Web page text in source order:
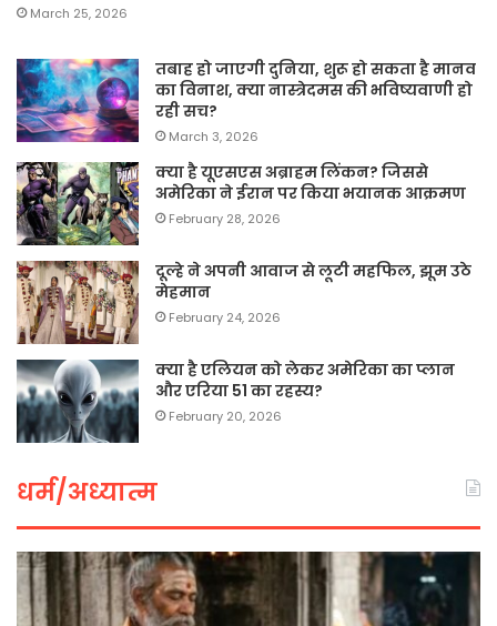
March 25, 2026
तबाह हो जाएगी दुनिया, शुरू हो सकता है मानव
का विनाश, क्या नास्त्रेदमस की भविष्यवाणी हो
रही सच?
March 3, 2026
क्या है यूएसएस अब्राहम लिंकन? जिससे
अमेरिका ने ईरान पर किया भयानक आक्रमण
February 28, 2026
दूल्हे ने अपनी आवाज से लूटी महफिल, झूम उठे
मेहमान
February 24, 2026
क्या है एलियन को लेकर अमेरिका का प्लान
और एरिया 51 का रहस्य?
February 20, 2026
धर्म/अध्यात्म